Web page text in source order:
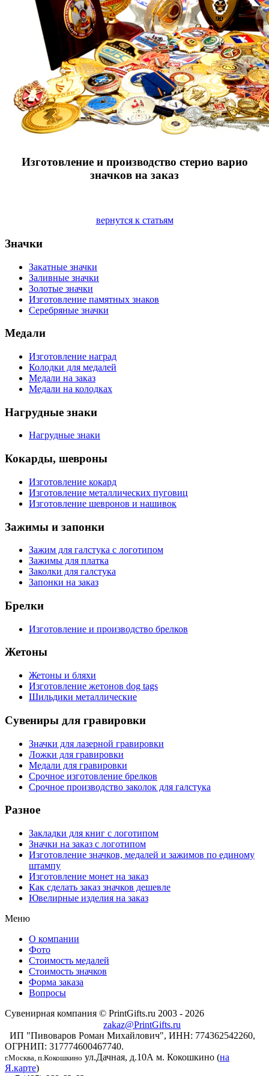
Изготовление и производство стерио варио
значков на заказ
вернутся к статьям
Значки
Закатные значки
Заливные значки
Золотые значки
Изготовление памятных знаков
Серебряные значки
Медали
Изготовление наград
Колодки для медалей
Медали на заказ
Медали на колодках
Нагрудные знаки
Нагрудные знаки
Кокарды, шевроны
Изготовление кокард
Изготовление металлических пуговиц
Изготовление шевронов и нашивок
Зажимы и запонки
Зажим для галстука с логотипом
Зажимы для платка
Заколки для галстука
Запонки на заказ
Брелки
Изготовление и производство брелков
Жетоны
Жетоны и бляхи
Изготовление жетонов dog tags
Шильдики металлические
Сувениры для гравировки
Значки для лазерной гравировки
Ложки для гравировки
Медали для гравировки
Срочное изготовление брелков
Срочное производство заколок для галстука
Разное
Закладки для книг с логотипом
Значки на заказ с логотипом
Изготовление значков, медалей и зажимов по единому
штампу
Изготовление монет на заказ
Как сделать заказ значков дешевле
Ювелирные изделия на заказ
Меню
О компании
Фото
Стоимость медалей
Стоимость значков
Форма заказа
Вопросы
Сувенирная компания © PrintGifts.ru 2003 - 2026
zakaz@PrintGifts.ru
ИП "Пивоваров Роман Михайлович", ИНН: 774362542260,
ОГРНИП: 317774600467740.
г.Москва, п.Кокошкино ул.Дачная, д.10А м. Кокошкино (на
Я.карте)